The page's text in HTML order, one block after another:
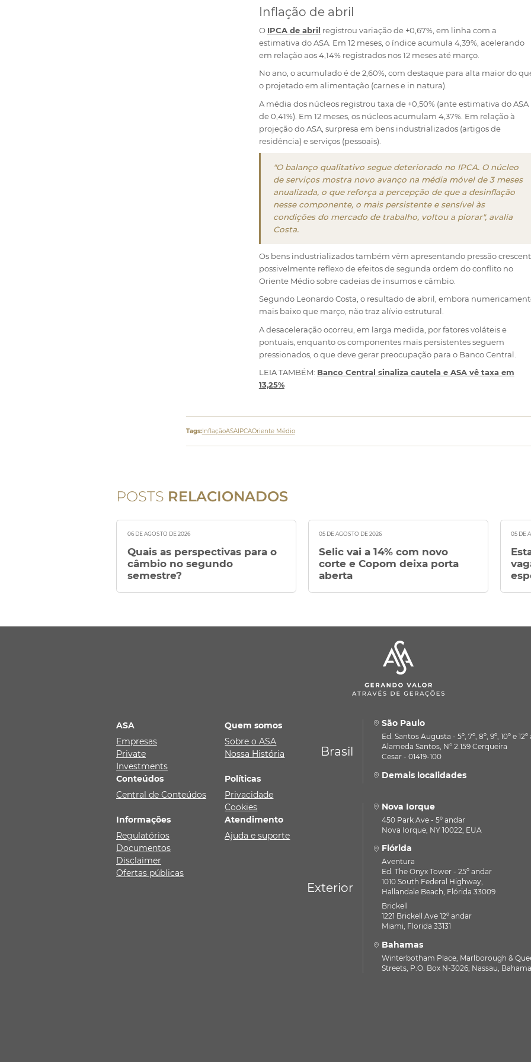
Inflação de abril
O IPCA de abril registrou variação de +0,67%, em linha com a
estimativa do ASA. Em 12 meses, o índice acumula 4,39%, acelerando
em relação aos 4,14% registrados nos 12 meses até março.
No ano, o acumulado é de 2,60%, com destaque para alta maior do
o projetado em alimentação (carnes e in natura).
A média dos núcleos registrou taxa de +0,50% (ante estimativa do ASA
de 0,41%). Em 12 meses, os núcleos acumulam 4,37%. Em relação à
projeção do ASA, surpresa em bens industrializados (artigos de
residência) e serviços (pessoais).
"O balanço qualitativo segue deteriorado no IPCA. O núcleo
de serviços mostra novo avanço na média móvel de 3 meses
anualizada, o que reforça a percepção de que a desinflação
nesse componente, o mais persistente e sensível às
condições do mercado de trabalho, voltou a piorar", avalia
Costa.
Os bens industrializados também vêm apresentando pressão
possivelmente reflexo de efeitos de segunda ordem do conflito no
Oriente Médio sobre cadeias de insumos e câmbio.
Segundo Leonardo Costa, o resultado de abril, embora
mais baixo que março, não traz alívio estrutural.
A desaceleração ocorreu, em larga medida, por fatores voláteis e
pontuais, enquanto os componentes mais persistentes seguem
pressionados, o que deve gerar preocupação para o Banco Central.
LEIA TAMBÉM: Banco Central sinaliza cautela e ASA vê taxa em
13,25%
Tags:InflaçãoASAIPCAOriente Médio
POSTS RELACIONADOS
06 DE AGOSTO DE 2026
Quais as perspectivas para o
câmbio no segundo
semestre?
05 DE AGOSTO DE 2026
Selic vai a 14% com novo
corte e Copom deixa porta
aberta
05 DE
ASA
Empresas
Private
Investments
Quem somos
Sobre o ASA
Nossa História
Conteúdos
Central de Conteúdos
Políticas
Privacidade
Cookies
Informações
Regulatórios
Documentos
Disclaimer
Ofertas públicas
Atendimento
Ajuda e suporte
Brasil
São Paulo
Ed. Santos Augusta - 5º, 7º, 8º, 9º, 10º e
Alameda Santos, N° 2.159 Cerqueira
Cesar - 01419-100
Demais localidades
Exterior
Nova Iorque
450 Park Ave - 5º andar
Nova Iorque, NY 10022, EUA
Flórida
Aventura
Ed. The Onyx Tower - 25º andar
1010 South Federal Highway,
Hallandale Beach, Flórida 33009
Brickell
1221 Brickell Ave 12º andar
Miami, Florida 33131
Bahamas
Winterbotham Place, Marlborough &
Streets, P.O. Box N-3026, Nassau,